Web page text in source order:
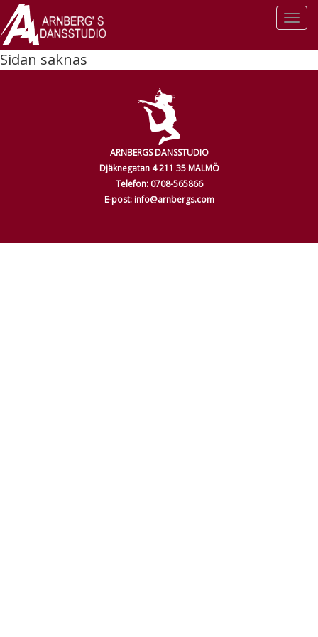
Sidan saknas
ARNBERGS DANSSTUDIO
Djäknegatan 4 211 35 MALMÖ
Telefon: 0708-565866
E-post: info@arnbergs.com